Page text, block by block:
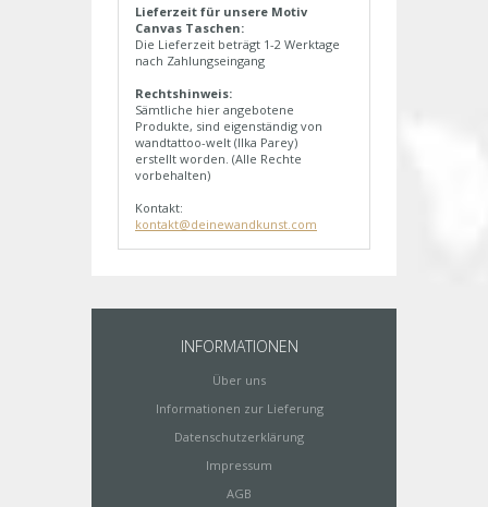
Lieferzeit für unsere Motiv
Canvas Taschen:
Die Lieferzeit beträgt 1-2 Werktage
nach Zahlungseingang
Rechtshinweis:
Sämtliche hier angebotene
Produkte, sind eigenständig von
wandtattoo-welt (Ilka Parey)
erstellt worden. (Alle Rechte
vorbehalten)
Kontakt:
kontakt@deinewandkunst.com
INFORMATIONEN
Über uns
Informationen zur Lieferung
Datenschutzerklärung
Impressum
AGB